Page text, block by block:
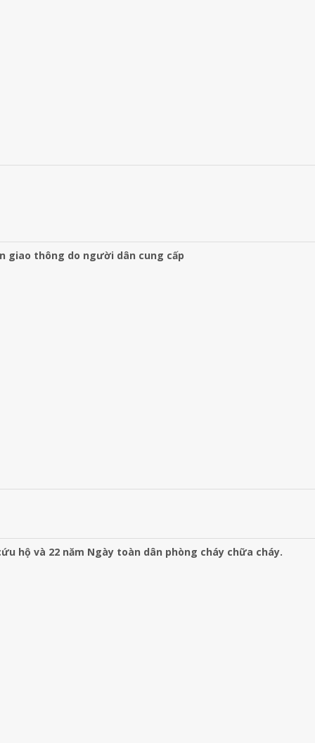
giao thông do người dân cung cấp
hộ và 22 năm Ngày toàn dân phòng cháy chữa cháy.